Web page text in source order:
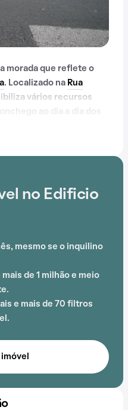
morada que reflete o
. Localizado na Rua
vários recursos
elevador, academia,
preparado para atender
que buscam lazer e
espanhóis acrescenta
dos que residem
no Edificio
mesmo se o inquilino
de 1 milhão e meio
e mais de 70 filtros